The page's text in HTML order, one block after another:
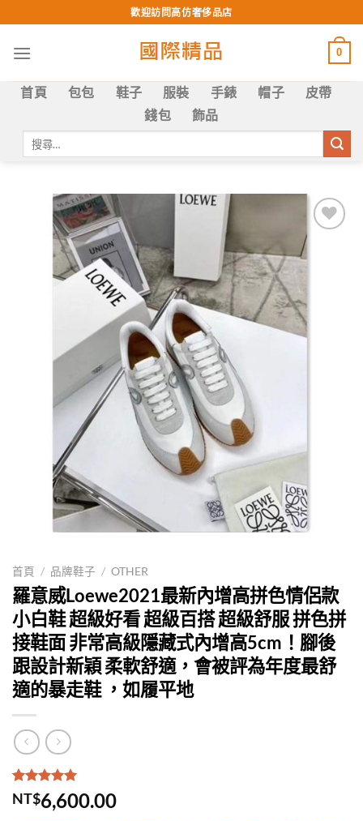
to
content
歡迎訪問高仿奢侈品店
0
首頁 包包 鞋子 服裝 手錶 帽子
皮帶
錢包
飾品
wishlist
首頁 / 品牌鞋子 / OTHER
羅意威Loewe2021最新內增高拼色情侶款
小白鞋 超級好看 超級百搭 超級舒服 拼色拼
接鞋面 非常高級隱藏式內增高5cm！腳後
跟設計新穎 柔軟舒適，會被評為年度最舒
適的暴走鞋 ，如履平地
評分5.00/
5，已有
2
位
NT$6,600.00